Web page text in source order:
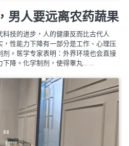
男人要远离农药蔬果
技的进步，人的健康反而比古代人
性能力下降有一部分是工作、心理压
。医学专家表明：外界环境也会直接
下降。化学制剂，使得睾丸… …